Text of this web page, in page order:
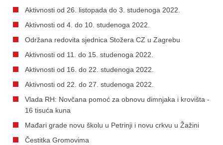
Aktivnosti od 26. listopada do 3. studenoga 2022.
Aktivnosti od 4. do 10. studenoga 2022.
Održana redovita sjednica Stožera CZ u Zagrebu
Aktivnosti od 11. do 15. studenoga 2022.
Aktivnosti od 16. do 22. studenoga 2022.
Aktivnosti od 22. do 27. studenoga 2022.
Vlada RH: Novčana pomoć za obnovu dimnjaka i krovišta -
16 tisuća kuna
Mađari grade novu školu u Petrinji i novu crkvu u Žažini
Čestitka Gromovima